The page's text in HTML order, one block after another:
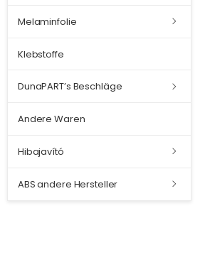
Melaminfolie
Klebstoffe
DunaPART’s Beschläge
Andere Waren
Hibajavító
ABS andere Hersteller